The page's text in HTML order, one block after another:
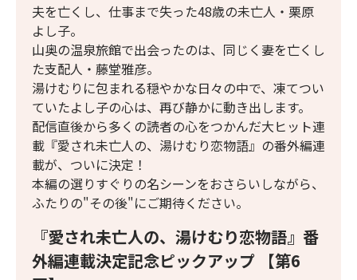
『愛され未亡人の、湯けむり恋物語』番
外編連載決定記念ピックアップ 【第6
夫を亡くし、仕事まで失った48歳の未亡人・栗原
よし子。
山奥の温泉旅館で出会ったのは、同じく妻を亡くし
た支配人・藤堂雅彦。
湯けむりに包まれる穏やかな日々の中で、凍てつい
ていたよし子の心は、再び静かに動き出します。
配信直後から多くの読者の心をつかんだ大ヒット連
載『愛され未亡人の、湯けむり恋物語』の番外編連
載が、ついに決定！
本編の選りすぐりの名シーンをおさらいしながら、
ふたりの"その後"にご期待ください。